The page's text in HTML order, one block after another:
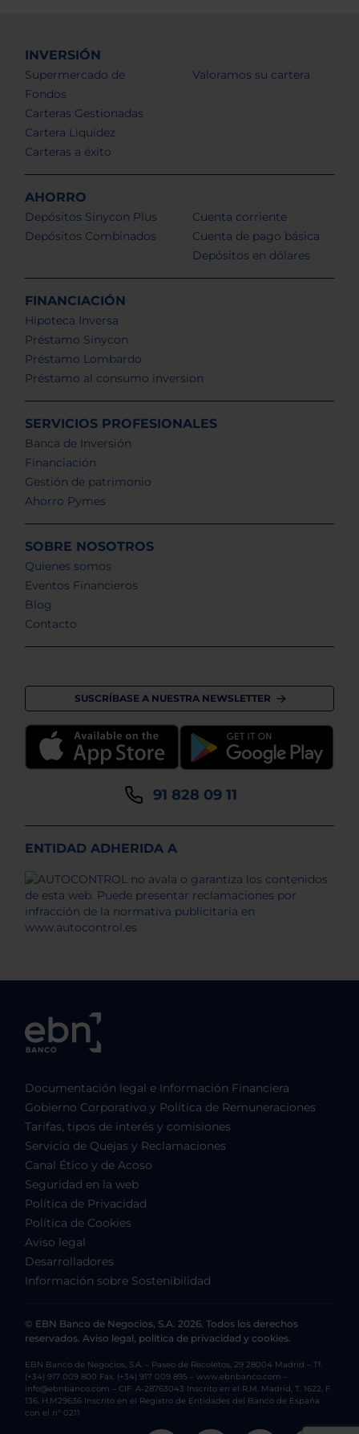
INVERSIÓN
Supermercado de
Fondos
Carteras Gestionadas
Cartera Liquidez
Carteras a éxito
Valoramos su cartera
AHORRO
Depósitos Sinycon Plus
Depósitos Combinados
Cuenta corriente
Cuenta de pago básica
Depósitos en dólares
FINANCIACIÓN
Hipoteca Inversa
Préstamo Sinycon
Préstamo Lombardo
Préstamo al consumo inversion
SERVICIOS PROFESIONALES
Banca de Inversión
Financiación
Gestión de patrimonio
Ahorro Pymes
SOBRE NOSOTROS
Quienes somos
Eventos Financieros
Blog
Contacto
SUSCRÍBASE A NUESTRA NEWSLETTER
91 828 09 11
ENTIDAD ADHERIDA A
Documentación legal e Información Financiera
Gobierno Corporativo y Política de Remuneraciones
Tarifas, tipos de interés y comisiones
Servicio de Quejas y Reclamaciones
Canal Ético y de Acoso
Seguridad en la web
Política de Privacidad
Política de Cookies
Aviso legal
Desarrolladores
Información sobre Sostenibilidad
© EBN Banco de Negocios, S.A. 2026. Todos los derechos
reservados. Aviso legal, política de privacidad y cookies.
EBN Banco de Negocios, S.A. – Paseo de Recoletos, 29 28004 Madrid – Tf.
(+34) 917 009 800 Fax. (+34) 917 009 895 – www.ebnbanco.com –
info@ebnbanco.com – CIF: A-28763043 Inscrito en el R.M. Madrid, T. 1622, F.
136, H.M29636 Inscrito en el Registro de Entidades del Banco de España
con el nº 0211